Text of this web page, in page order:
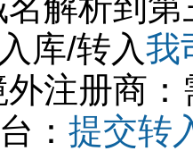
库/转入我
注册商
： 提交转